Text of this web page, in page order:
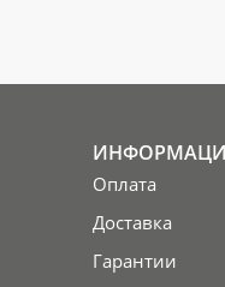
Оплата
Доставка
Гарантии